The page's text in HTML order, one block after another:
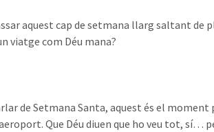
aquest cap de setmana llarg saltant
viatge com Déu mana?
de Setmana Santa, aquest és el
Que Déu diuen que ho veu tot,